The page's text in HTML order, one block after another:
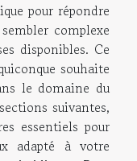
pour répondre
complexe
disponibles. Ce
souhaite
le domaine du
suivantes,
essentiels pour
adapté à votre